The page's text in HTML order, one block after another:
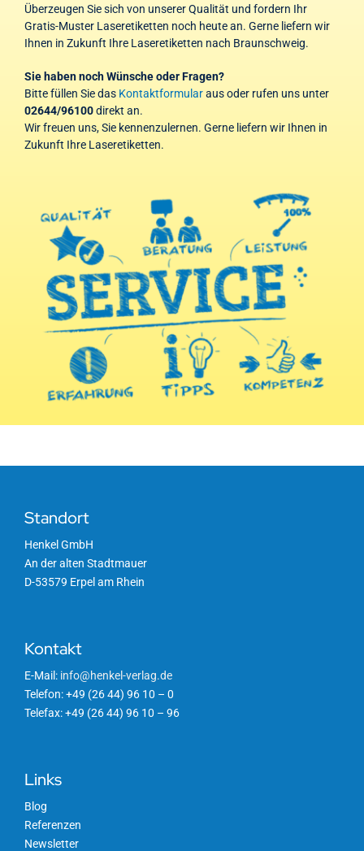
Überzeugen Sie sich von unserer Qualität und fordern Ihr
Gratis-Muster Laseretiketten noch heute an. Gerne liefern wir
Ihnen in Zukunft Ihre Laseretiketten nach Braunschweig.
Sie haben noch Wünsche oder Fragen?
Bitte füllen Sie das Kontaktformularaus oder rufen uns unter
02644/96100direkt an.
Wir freuen uns, Sie kennenzulernen. Gerne liefern wir Ihnen in
Zukunft Ihre Laseretiketten.
Standort
Henkel GmbH
An der alten Stadtmauer
D-53579 Erpel am Rhein
Kontakt
E-Mail: info@henkel-verlag.de
Telefon: +49 (26 44) 96 10 – 0
Telefax: +49 (26 44) 96 10 – 96
Links
Blog
Referenzen
Newsletter